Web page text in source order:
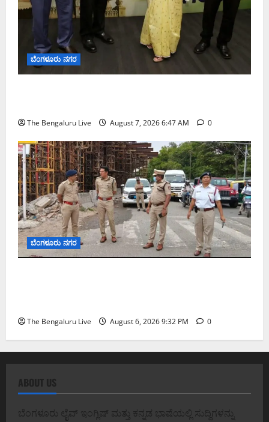
ಬೆಂಗಳೂರು ನಗರ
The Bengaluru Live August 7, 2026 6:47 AM 0
ಬೆಂಗಳೂರು ನಗರ
The Bengaluru Live August 6, 2026 9:32 PM 0
ABOUT US
ಬೆಂಗಳೂರು ಲೈವ್ ಇಂಗ್ಲಿಷ್ ಮತ್ತು ಕನ್ನಡ ಭಾಷೆಯಲ್ಲಿ ಸುದ್ದಿಗಳನ್ನು